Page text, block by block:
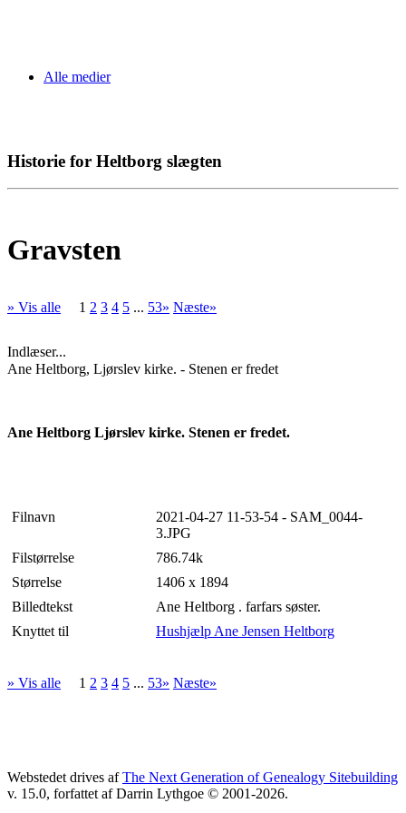
Alle medier
Historie for Heltborg slægten
Gravsten
» Vis alle 1 2 3 4 5 ... 53» Næste»
Indlæser...
Ane Heltborg, Ljørslev kirke. - Stenen er fredet
Ane Heltborg Ljørslev kirke. Stenen er fredet.
Filnavn
2021-04-27 11-53-54 - SAM_0044-
3.JPG
Filstørrelse
786.74k
Størrelse
1406 x 1894
Billedtekst
Ane Heltborg . farfars søster.
Knyttet til
Hushjælp Ane Jensen Heltborg
» Vis alle 1 2 3 4 5 ... 53» Næste»
Webstedet drives afThe Next Generation of Genealogy Sitebuilding
v. 15.0, forfattet af Darrin Lythgoe © 2001-2026.